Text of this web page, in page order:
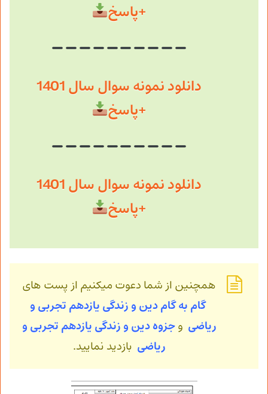
+پاسخ
دانلود نمونه سوال سال 1401
+پاسخ
دانلود نمونه سوال سال 1401
+پاسخ
همچنین از شما دعوت میکنیم از پست های
گام به گام دین و زندگی یازدهم تجربی و
ریاضی وجزوه دین و زندگی یازدهم تجربی و
ریاضی بازدید نمایید.